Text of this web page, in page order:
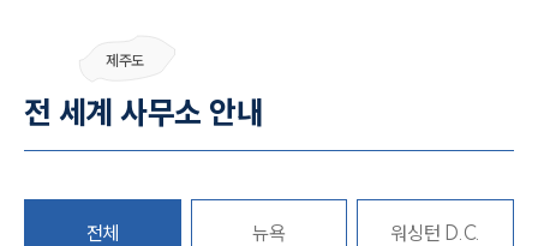
그룹소개
대륜의 강점
오시는 길
고객의 소리
통합검색
제주도
전 세계 사무소 안내
전체 뉴욕 워싱턴 D.C.